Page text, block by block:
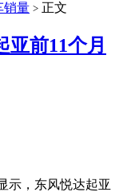
销量 > 正文
亚前11个月
示，东风悦达起亚